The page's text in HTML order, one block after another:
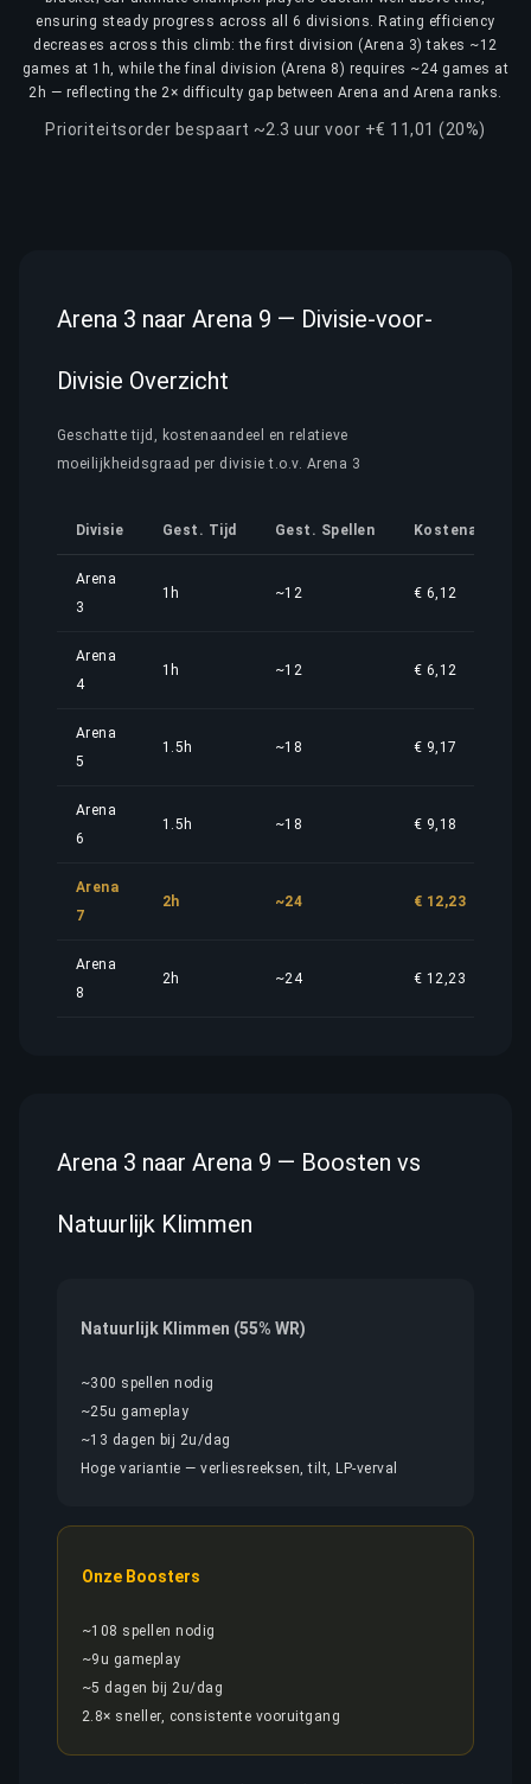
ensuring steady progress across all 6 divisions. Rating efficiency
decreases across this climb: the first division (Arena 3) takes ~12
games at 1h, while the final division (Arena 8) requires ~24 games at
2h — reflecting the 2× difficulty gap between Arena and Arena ranks.
Prioriteitsorder bespaart ~2.3 uur voor +€ 11,01 (20%)
Arena 3 naar Arena 9 — Divisie-voor-
Divisie Overzicht
Geschatte tijd, kostenaandeel en relatieve
moeilijkheidsgraad per divisie t.o.v. Arena 3
Divisie Gest. Tijd Gest. Spellen Kostenaandeel
Arena
3
1h ~12 € 6,12
Arena
4
1h ~12 € 6,12
Arena
5
1.5h ~18 € 9,17
Arena
6
1.5h ~18 € 9,18
Arena
7
2h ~24 € 12,23
Arena
8
2h ~24 € 12,23
Arena 3 naar Arena 9 — Boosten vs
Natuurlijk Klimmen
Natuurlijk Klimmen (55% WR)
~300 spellen nodig
~25u gameplay
~13 dagen bij 2u/dag
Hoge variantie — verliesreeksen, tilt, LP-verval
Onze Boosters
~108 spellen nodig
~9u gameplay
~5 dagen bij 2u/dag
2.8× sneller, consistente vooruitgang